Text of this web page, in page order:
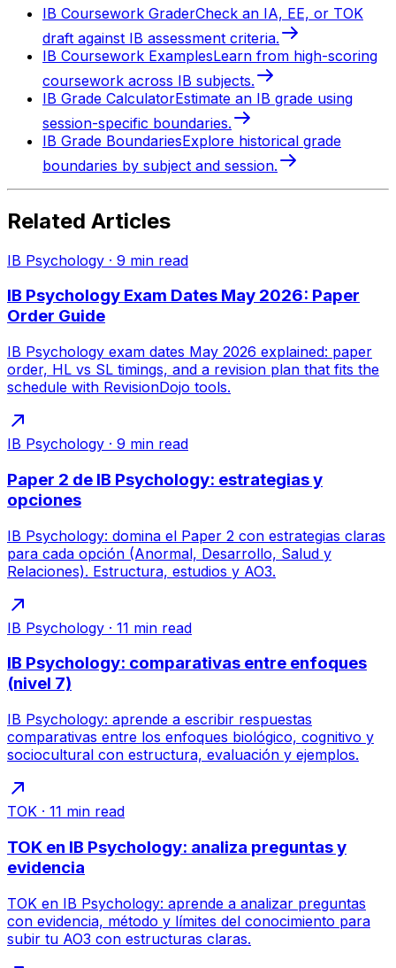
IB Coursework GraderCheck an IA, EE, or TOK
draft against IB assessment criteria.
IB Coursework ExamplesLearn from high-scoring
coursework across IB subjects.
IB Grade CalculatorEstimate an IB grade using
session-specific boundaries.
IB Grade BoundariesExplore historical grade
boundaries by subject and session.
Related Articles
IB Psychology · 9 min read
IB Psychology Exam Dates May 2026: Paper
Order Guide
IB Psychology exam dates May 2026 explained: paper
order, HL vs SL timings, and a revision plan that fits the
schedule with RevisionDojo tools.
IB Psychology · 9 min read
Paper 2 de IB Psychology: estrategias y
opciones
IB Psychology: domina el Paper 2 con estrategias claras
para cada opción (Anormal, Desarrollo, Salud y
Relaciones). Estructura, estudios y AO3.
IB Psychology · 11 min read
IB Psychology: comparativas entre enfoques
(nivel 7)
IB Psychology: aprende a escribir respuestas
comparativas entre los enfoques biológico, cognitivo y
sociocultural con estructura, evaluación y ejemplos.
TOK · 11 min read
TOK en IB Psychology: analiza preguntas y
evidencia
TOK en IB Psychology: aprende a analizar preguntas
con evidencia, método y límites del conocimiento para
subir tu AO3 con estructuras claras.